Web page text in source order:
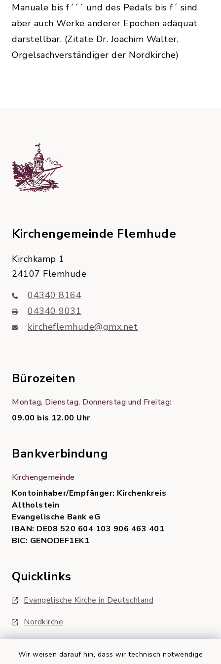
Wir weisen darauf hin, dass wir technisch notwendige
Manuale bis f´´´ und des Pedals bis f´ sind
aber auch Werke anderer Epochen adäquat
darstellbar. (Zitate Dr. Joachim Walter,
Orgelsachverständiger der Nordkirche)
Kirchengemeinde Flemhude
Kirchkamp 1
24107 Flemhude
04340 8164
04340 9031
kircheflemhude@gmx.net
Bürozeiten
Montag, Dienstag, Donnerstag und Freitag:
09.00 bis 12.00 Uhr
Bankverbindung
Kirchengemeinde
Kontoinhaber/Empfänger: Kirchenkreis
Altholstein
Evangelische Bank eG
IBAN: DE08 520 604 103 906 463 401
BIC: GENODEF1EK1
Quicklinks
Evangelische Kirche in Deutschland
Nordkirche